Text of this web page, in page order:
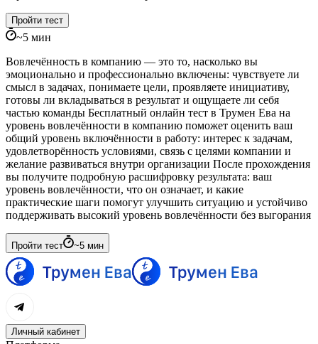
Пройти тест
~5 мин
Вовлечённость в компанию — это то, насколько вы
эмоционально и профессионально включены: чувствуете ли
смысл в задачах, понимаете цели, проявляете инициативу,
готовы ли вкладываться в результат и ощущаете ли себя
частью команды Бесплатный онлайн тест в Трумен Ева на
уровень вовлечённости в компанию поможет оценить ваш
общий уровень включённости в работу: интерес к задачам,
удовлетворённость условиями, связь с целями компании и
желание развиваться внутри организации После прохождения
вы получите подробную расшифровку результата: ваш
уровень вовлечённости, что он означает, и какие
практические шаги помогут улучшить ситуацию и устойчиво
поддерживать высокий уровень вовлечённости без выгорания
Пройти тест ~5 мин
Личный кабинет